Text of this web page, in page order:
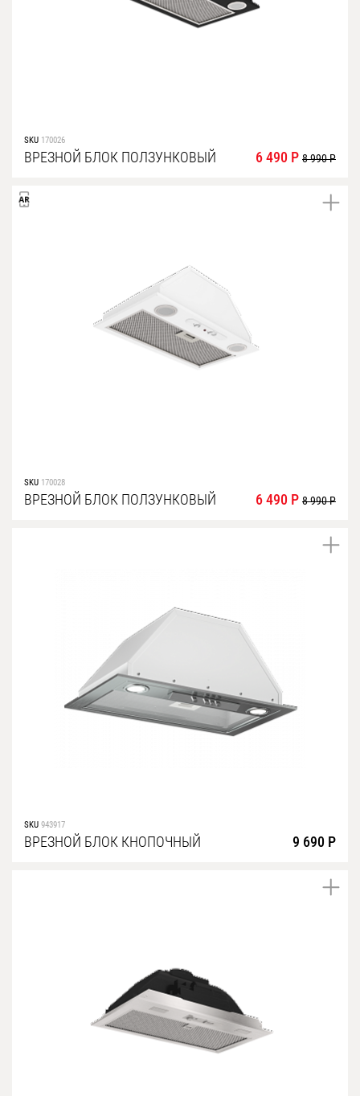
SKU 170026
ВРЕЗНОЙ БЛОК ПОЛЗУНКОВЫЙ 6 490 Р 8 990 Р
SKU 170028
ВРЕЗНОЙ БЛОК ПОЛЗУНКОВЫЙ 6 490 Р 8 990 Р
SKU 943917
ВРЕЗНОЙ БЛОК КНОПОЧНЫЙ 9 690 Р